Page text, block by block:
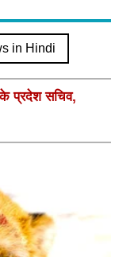
in Hindi
प्रदेश सचिव,